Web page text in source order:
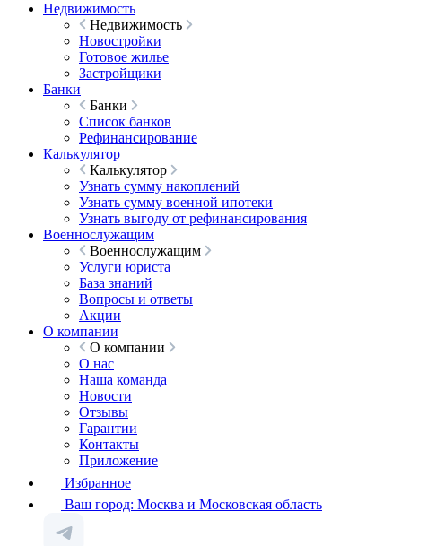
Недвижимость
Недвижимость
Новостройки
Готовое жилье
Застройщики
Банки
Банки
Список банков
Рефинансирование
Калькулятор
Калькулятор
Узнать сумму накоплений
Узнать сумму военной ипотеки
Узнать выгоду от рефинансирования
Военнослужащим
Военнослужащим
Услуги юриста
База знаний
Вопросы и ответы
Акции
О компании
О компании
О нас
Наша команда
Новости
Отзывы
Гарантии
Контакты
Приложение
Избранное
Ваш город: Москва и Московская область